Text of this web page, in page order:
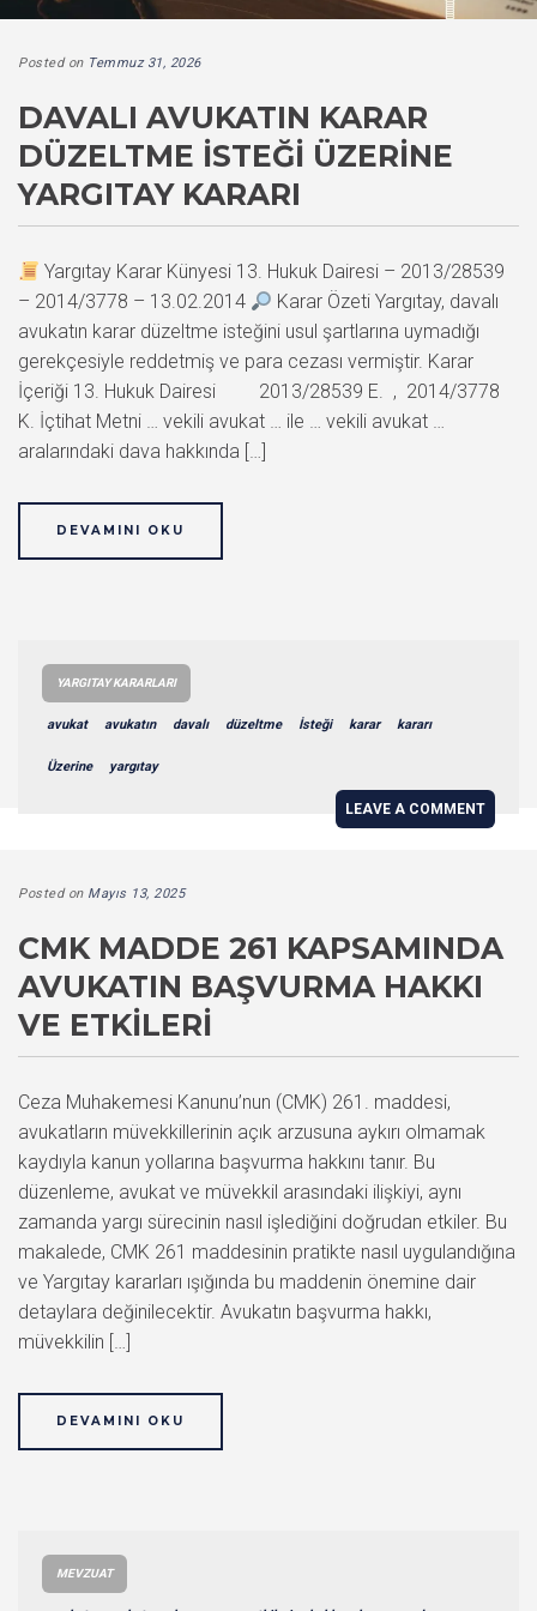
Posted on Temmuz 31, 2026
DAVALI AVUKATIN KARAR
DÜZELTME İSTEĞI ÜZERINE
YARGITAY KARARI
Yargıtay Karar Künyesi 13. Hukuk Dairesi – 2013/28539
– 2014/3778 – 13.02.2014
Karar Özeti Yargıtay, davalı
avukatın karar düzeltme isteğini usul şartlarına uymadığı
gerekçesiyle reddetmiş ve para cezası vermiştir. Karar
İçeriği 13. Hukuk Dairesi 2013/28539 E. , 2014/3778
K. İçtihat Metni … vekili avukat … ile … vekili avukat …
aralarındaki dava hakkında […]
DEVAMINI OKU
YARGITAY KARARLARI
avukat avukatın davalı düzeltme İsteği karar kararı
Üzerine yargıtay
LEAVE A COMMENT
Posted on Mayıs 13, 2025
CMK MADDE 261 KAPSAMINDA
AVUKATIN BAŞVURMA HAKKI
VE ETKILERI
Ceza Muhakemesi Kanunu’nun (CMK) 261. maddesi,
avukatların müvekkillerinin açık arzusuna aykırı olmamak
kaydıyla kanun yollarına başvurma hakkını tanır. Bu
düzenleme, avukat ve müvekkil arasındaki ilişkiyi, aynı
zamanda yargı sürecinin nasıl işlediğini doğrudan etkiler. Bu
makalede, CMK 261 maddesinin pratikte nasıl uygulandığına
ve Yargıtay kararları ışığında bu maddenin önemine dair
detaylara değinilecektir. Avukatın başvurma hakkı,
müvekkilin […]
DEVAMINI OKU
MEVZUAT